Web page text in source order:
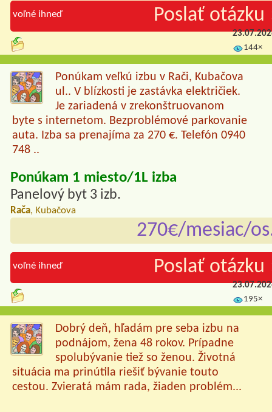
voľné ihneď Poslať otázku
144×
Ponúkam veľkú izbu v Rači, Kubačova
ul.. V blízkosti je zastávka električiek.
Je zariadená v zrekonštruovanom
byte s internetom. Bezproblémové parkovanie
auta. Izba sa prenajíma za 270 €. Telefón 0940
748 ..
Ponúkam 1 miesto/1L izba
Panelový byt 3 izb.
Rača, Kubačova
270€/mesiac/
voľné ihneď Poslať otázku
195×
Dobrý deň, hľadám pre seba izbu na
podnájom, žena 48 rokov. Prípadne
spolubývanie tiež so ženou. Životná
situácia ma prinútila riešiť bývanie touto
cestou. Zvieratá mám rada, žiaden problém...